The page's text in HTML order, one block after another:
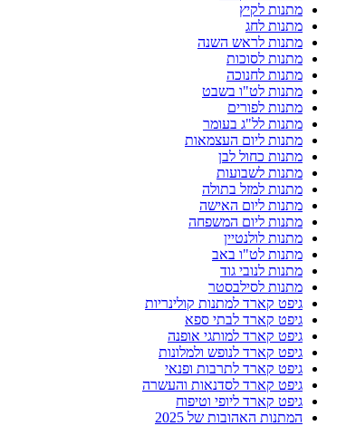
מתנות לקיץ
מתנות לחג
מתנות לראש השנה
מתנות לסוכות
מתנות לחנוכה
מתנות לט"ו בשבט
מתנות לפורים
מתנות לל"ג בעומר
מתנות ליום העצמאות
מתנות כחול לבן
מתנות לשבועות
מתנות למזל בתולה
מתנות ליום האישה
מתנות ליום המשפחה
מתנות לולנטיין
מתנות לט"ו באב
מתנות לנובי גוד
מתנות לסילבסטר
גיפט קארד למתנות קולינריות
גיפט קארד לבתי ספא
גיפט קארד למותגי אופנה
גיפט קארד לנופש ולמלונות
גיפט קארד לתרבות ופנאי
גיפט קארד לסדנאות והעשרה
גיפט קארד ליופי וטיפוח
המתנות האהובות של 2025